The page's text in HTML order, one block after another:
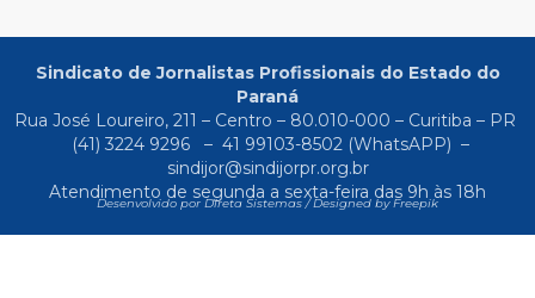
Sindicato de Jornalistas Profissionais do Estado do
Paraná
Rua José Loureiro, 211 – Centro – 80.010-000 – Curitiba – PR
(41) 3224 9296
– 41 99103-8502(WhatsAPP) –
sindijor@sindijorpr.org.br
Atendimento de segunda a sexta-feira das 9h às 18h
Desenvolvido por Direta Sistemas /Designed by Freepik